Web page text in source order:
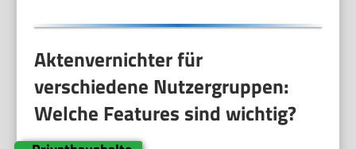
Aktenvernichter für
verschiedene Nutzergruppen:
Welche Features sind wichtig?